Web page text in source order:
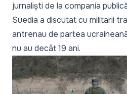
jurnaliști de la compania
Suedia a discutat cu militarii
antrenau de partea
nu au decât 19 ani.